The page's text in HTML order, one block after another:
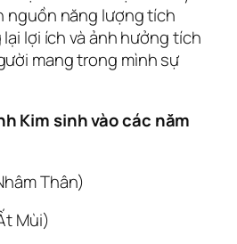
nguồn năng lượng tích
lợi ích và ảnh hưởng tích
mang trong mình sự
Kim sinh vào các năm
Thân)
Mùi)